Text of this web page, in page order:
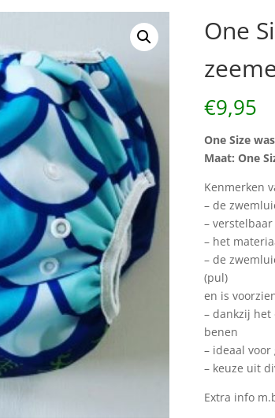
One
€9,95
One Size
Maat: One
Kenmerken
– de
–
– het
– de
(pul)
en is
– dankzij
benen
– ideaal
– keuze uit
Extra info